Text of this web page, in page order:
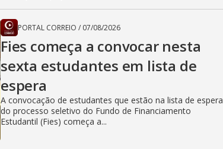
PORTAL CORREIO / 07/08/2026
Fies começa a convocar nesta
sexta estudantes em lista de
espera
A convocação de estudantes que estão na lista de espera
do processo seletivo do Fundo de Financiamento
Estudantil (Fies) começa a...